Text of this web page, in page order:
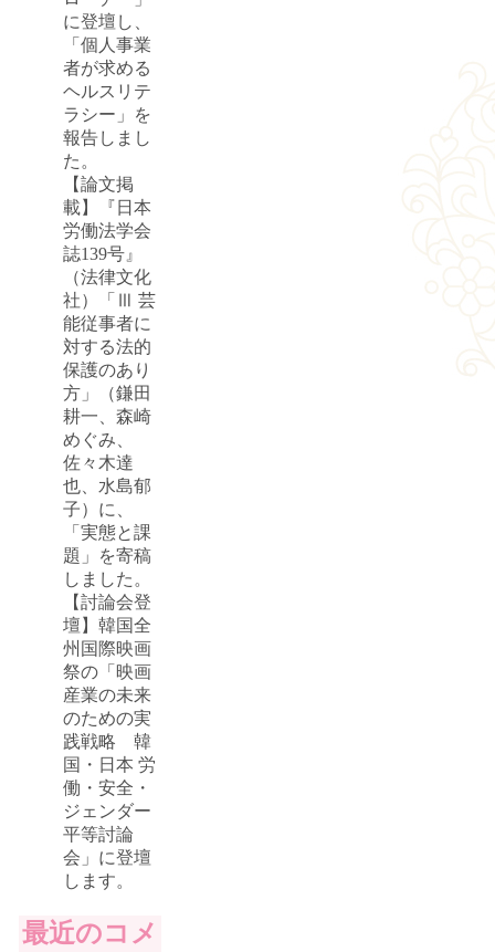
に登壇し、
「個人事業
者が求める
ヘルスリテ
ラシー」を
報告しまし
た。
【論文掲
載】『日本
労働法学会
誌139号』
（法律文化
社）「Ⅲ 芸
能従事者に
対する法的
保護のあり
方」（鎌田
耕一、森崎
めぐみ、
佐々木達
也、水島郁
子）に、
「実態と課
題」を寄稿
しました。
【討論会登
壇】韓国全
州国際映画
祭の「映画
産業の未来
のための実
践戦略 韓
国・日本 労
働・安全・
ジェンダー
平等討論
会」に登壇
します。
最近のコメ